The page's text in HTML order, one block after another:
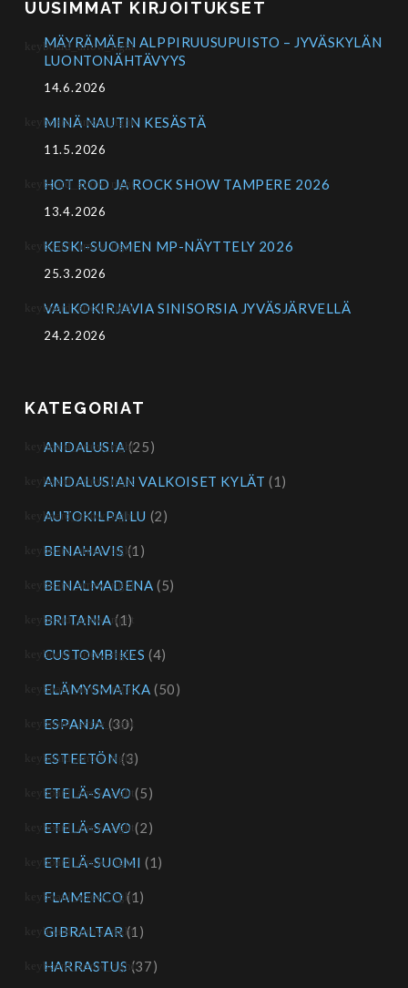
UUSIMMAT KIRJOITUKSET
MÄYRÄMÄEN ALPPIRUUSUPUISTO – JYVÄSKYLÄN
LUONTONÄHTÄVYYS
14.6.2026
MINÄ NAUTIN KESÄSTÄ
11.5.2026
HOT ROD JA ROCK SHOW TAMPERE 2026
13.4.2026
KESKI-SUOMEN MP-NÄYTTELY 2026
25.3.2026
VALKOKIRJAVIA SINISORSIA JYVÄSJÄRVELLÄ
24.2.2026
KATEGORIAT
ANDALUSIA (25)
ANDALUSIAN VALKOISET KYLÄT (1)
AUTOKILPAILU (2)
BENAHAVIS (1)
BENALMADENA (5)
BRITANIA (1)
CUSTOMBIKES (4)
ELÄMYSMATKA (50)
ESPANJA (30)
ESTEETÖN (3)
ETELÄ-SAVO (5)
ETELÄ-SAVO (2)
ETELÄ-SUOMI (1)
FLAMENCO (1)
GIBRALTAR (1)
HARRASTUS (37)